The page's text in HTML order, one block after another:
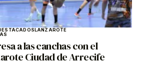
LANZAROTE
a las canchas con el
Ciudad de Arrecife